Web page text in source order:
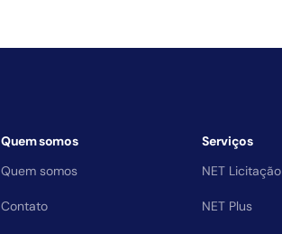
Quem somos
Quem somos
Contato
Serviços
NET Licitação
NET Plus